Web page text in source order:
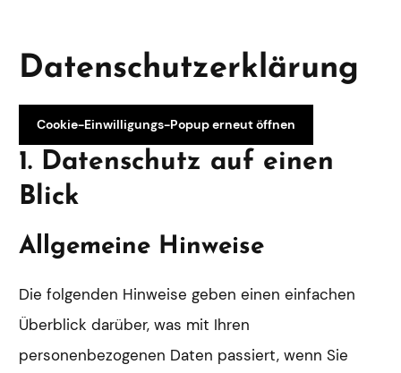
Datenschutz­erklärung
Cookie-Einwilligungs-Popup erneut öffnen
1. Datenschutz auf einen
Blick
Allgemeine Hinweise
Die folgenden Hinweise geben einen einfachen
Überblick darüber, was mit Ihren
personenbezogenen Daten passiert, wenn Sie